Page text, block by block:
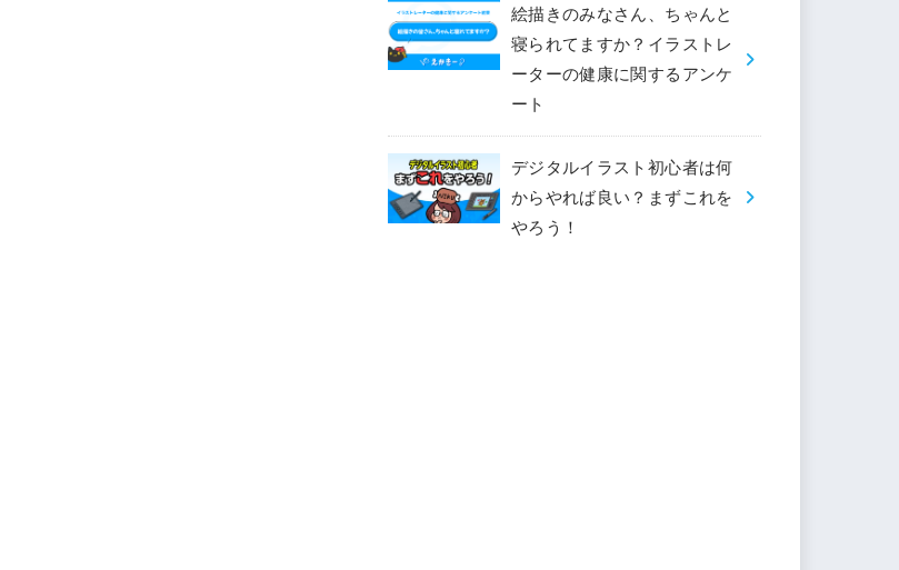
絵描きのみなさん、ちゃんと
寝られてますか？イラストレ
ーターの健康に関するアンケ
ート
デジタルイラスト初心者は何
からやれば良い？まずこれを
やろう！